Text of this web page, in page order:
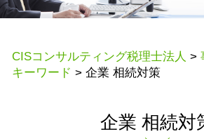
CISコンサルティング税理士法人 >
キーワード > 企業 相続対策
企業 相続対